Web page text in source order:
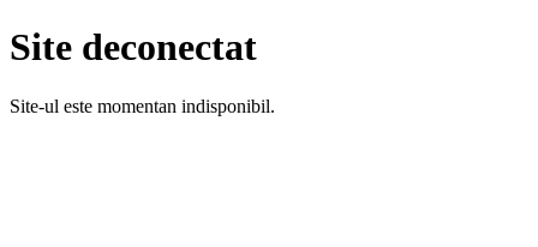
Site deconectat
Site-ul este momentan indisponibil.